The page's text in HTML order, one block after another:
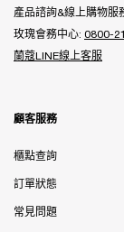
產品諮詢&線上購物服
玫瑰會務中心: 0800-
蘭蔻LINE線上客服
顧客服務
櫃點查詢
訂單狀態
常見問題